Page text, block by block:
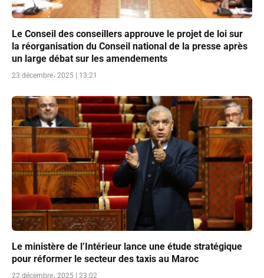
Le Conseil des conseillers approuve le projet de loi sur
la réorganisation du Conseil national de la presse après
un large débat sur les amendements
23 décembre، 2025 | 13:21
Le ministère de l’Intérieur lance une étude stratégique
pour réformer le secteur des taxis au Maroc
22 décembre، 2025 | 23:02